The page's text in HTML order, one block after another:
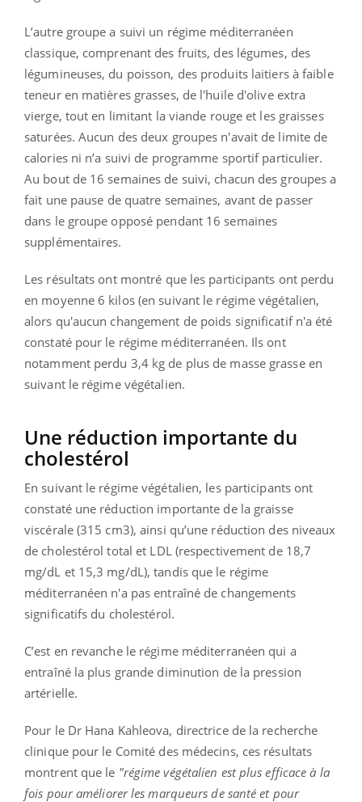
L’autre groupe a suivi un régime méditerranéen
classique, comprenant des fruits, des légumes, des
légumineuses, du poisson, des produits laitiers à faible
teneur en matières grasses, de l'huile d'olive extra
vierge, tout en limitant la viande rouge et les graisses
saturées. Aucun des deux groupes n'avait de limite de
calories ni n’a suivi de programme sportif particulier.
Au bout de 16 semaines de suivi, chacun des groupes a
fait une pause de quatre semaines, avant de passer
dans le groupe opposé pendant 16 semaines
supplémentaires.
Les résultats ont montré que les participants ont perdu
en moyenne 6 kilos (en suivant le régime végétalien,
alors qu'aucun changement de poids significatif n'a été
constaté pour le régime méditerranéen. Ils ont
notamment perdu 3,4 kg de plus de masse grasse en
suivant le régime végétalien.
Une réduction importante du
cholestérol
En suivant le régime végétalien, les participants ont
constaté une réduction importante de la graisse
viscérale (315 cm3), ainsi qu’une réduction des niveaux
de cholestérol total et LDL (respectivement de 18,7
mg/dL et 15,3 mg/dL), tandis que le régime
méditerranéen n'a pas entraîné de changements
significatifs du cholestérol.
C’est en revanche le régime méditerranéen qui a
entraîné la plus grande diminution de la pression
artérielle.
Pour le Dr Hana Kahleova, directrice de la recherche
clinique pour le Comité des médecins, ces résultats
montrent que le "régime végétalien est plus efficace à la
fois pour améliorer les marqueurs de santé et pour